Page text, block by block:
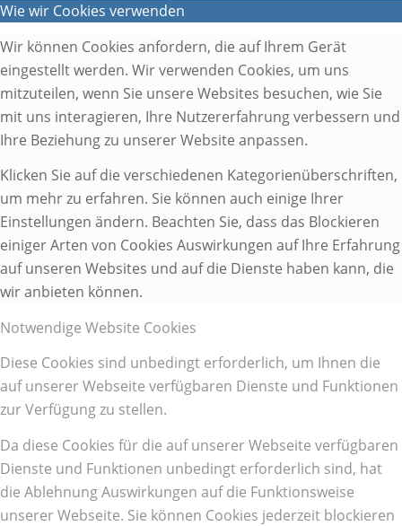
Wie wir Cookies verwenden
Wir können Cookies anfordern, die auf Ihrem Gerät
eingestellt werden. Wir verwenden Cookies, um uns
mitzuteilen, wenn Sie unsere Websites besuchen, wie Sie
mit uns interagieren, Ihre Nutzererfahrung verbessern und
Ihre Beziehung zu unserer Website anpassen.
Klicken Sie auf die verschiedenen Kategorienüberschriften,
um mehr zu erfahren. Sie können auch einige Ihrer
Einstellungen ändern. Beachten Sie, dass das Blockieren
einiger Arten von Cookies Auswirkungen auf Ihre Erfahrung
auf unseren Websites und auf die Dienste haben kann, die
wir anbieten können.
Notwendige Website Cookies
Diese Cookies sind unbedingt erforderlich, um Ihnen die
auf unserer Webseite verfügbaren Dienste und Funktionen
zur Verfügung zu stellen.
Da diese Cookies für die auf unserer Webseite verfügbaren
Dienste und Funktionen unbedingt erforderlich sind, hat
die Ablehnung Auswirkungen auf die Funktionsweise
unserer Webseite. Sie können Cookies jederzeit blockieren